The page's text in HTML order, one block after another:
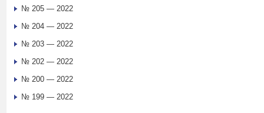
№ 205 — 2022
№ 204 — 2022
№ 203 — 2022
№ 202 — 2022
№ 200 — 2022
№ 199 — 2022